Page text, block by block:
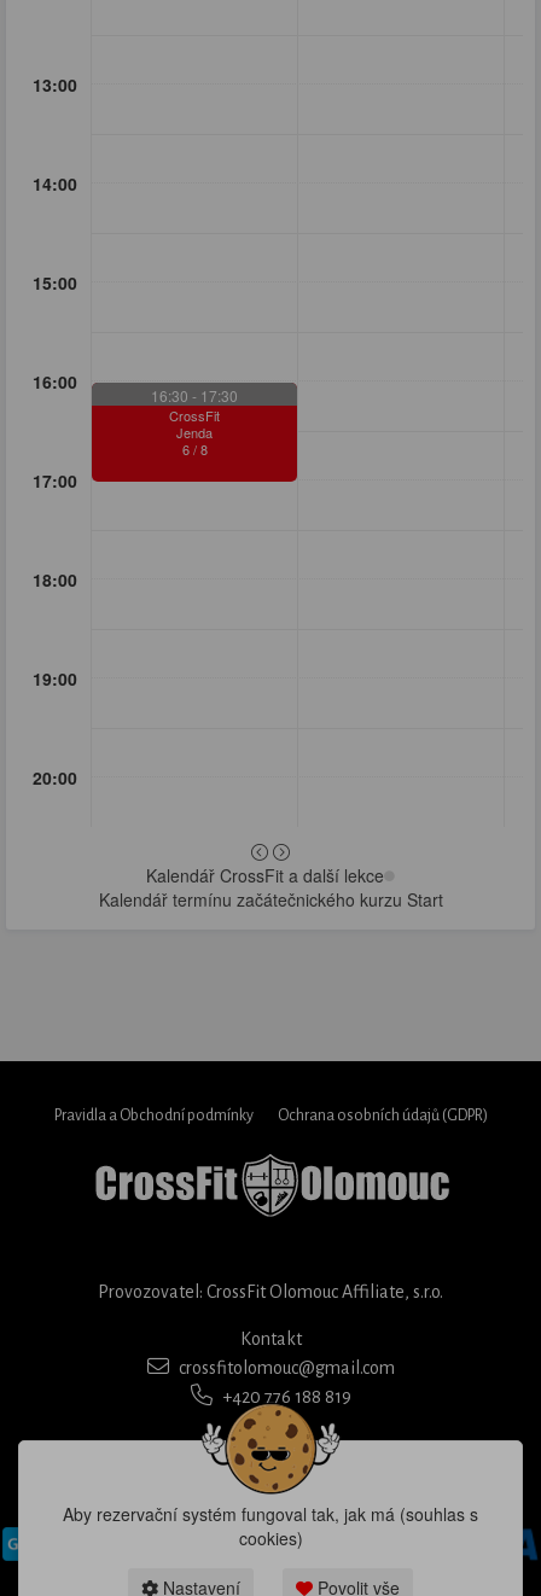
13:00
14:00
15:00
16:00
17:00
18:00
19:00
20:00
16:30 - 17:30
CrossFit
Jenda
6/8
Kalendář CrossFit a další lekce
Kalendář termínu začátečnického kurzu Start
Pravidla a Obchodní podmínky Ochrana osobních údajů (GDPR)
Provozovatel: CrossFit Olomouc Affiliate, s.r.o.
Kontakt
crossfitolomouc@gmail.com
+420 776 188 819
Aby rezervační systém fungoval tak, jak má (souhlas s
cookies)
Nastavení Povolit vše